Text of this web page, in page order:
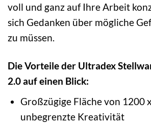
voll und ganz auf Ihre Arbeit
sich Gedanken über mögliche
zu müssen.
Die Vorteile der Ultradex
2.0 auf einen Blick:
Großzügige Fläche von 1200
unbegrenzte Kreativität